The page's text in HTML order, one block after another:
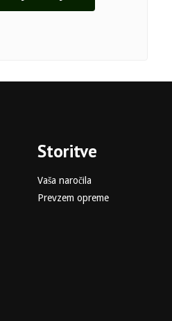
Storitve
Vaša naročila
Prevzem opreme